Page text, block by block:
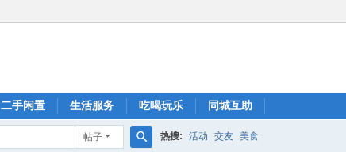
二手闲置 生活服务 吃喝玩乐 同城互助
帖子 热搜: 活动 交友 美食